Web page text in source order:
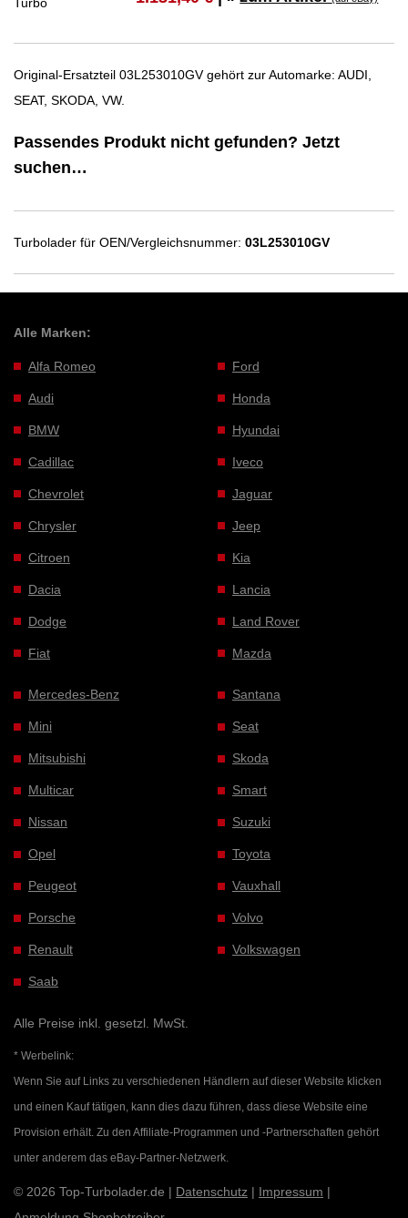
Original-Ersatzteil 03L253010GV gehört zur Automarke: AUDI,
SEAT, SKODA, VW.
Passendes Produkt nicht gefunden? Jetzt
suchen…
Turbolader für OEN/Vergleichsnummer: 03L253010GV
Alle Marken:
Alfa Romeo
Audi
BMW
Cadillac
Chevrolet
Chrysler
Citroen
Dacia
Dodge
Fiat
Ford
Honda
Hyundai
Iveco
Jaguar
Jeep
Kia
Lancia
Land Rover
Mazda
Mercedes-Benz
Mini
Mitsubishi
Multicar
Nissan
Opel
Peugeot
Porsche
Renault
Saab
Santana
Seat
Skoda
Smart
Suzuki
Toyota
Vauxhall
Volvo
Volkswagen
Alle Preise inkl. gesetzl. MwSt.
* Werbelink:
Wenn Sie auf Links zu verschiedenen Händlern auf dieser Website klicken
und einen Kauf tätigen, kann dies dazu führen, dass diese Website eine
Provision erhält. Zu den Affiliate-Programmen und -Partnerschaften gehört
unter anderem das eBay-Partner-Netzwerk.
© 2026 Top-Turbolader.de | Datenschutz | Impressum |